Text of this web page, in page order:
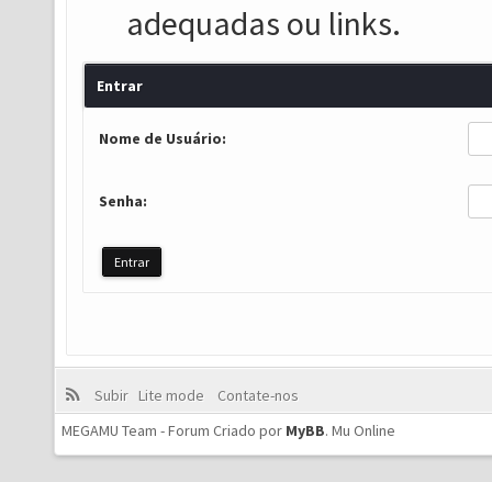
adequadas ou links.
Entrar
Nome de Usuário:
Senha:
Subir Lite mode
Contate-nos
MEGAMU Team - Forum Criado por MyBB. Mu Online